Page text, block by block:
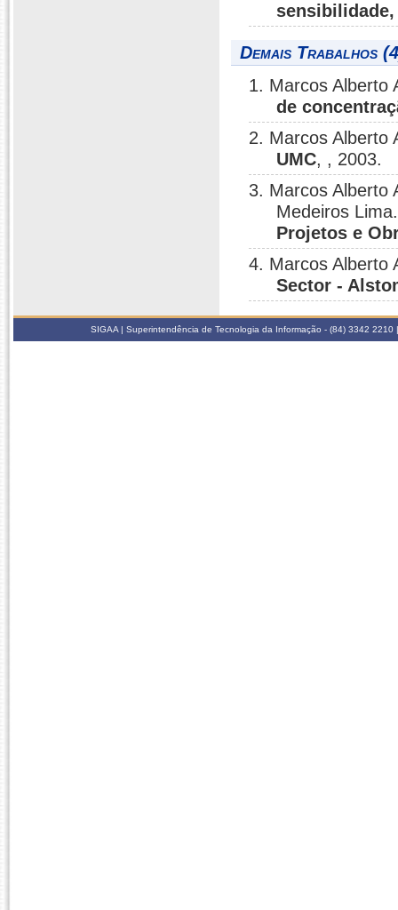
Demais Trabalhos
1. Marcos Alberto
de
2. Marcos Alberto
UMC, , 2003.
3. Marcos Alberto
Medeiros
Projetos e
4. Marcos Alberto
Sector -
SIGAA | Superintendência de Tecnologia da Informação - (84) 3342